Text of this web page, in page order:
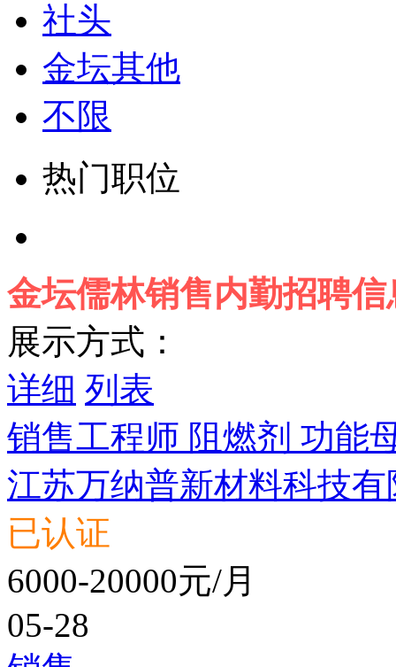
社头
金坛其他
不限
热门职位
金坛儒林销售内勤招聘信
展示方式：
详细 列表
销售工程师 阻燃剂 功能
江苏万纳普新材料科技有
已认证
6000-20000元/月
05-28